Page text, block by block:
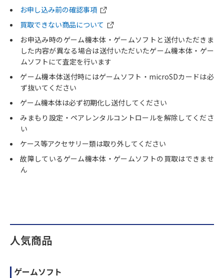
お申し込み前の確認事項
買取できない商品について
お申込み時のゲーム機本体・ゲームソフトと送付いただきま
した内容が異なる場合は送付いただいたゲーム機本体・ゲー
ムソフトにて査定を行います
ゲーム機本体送付時にはゲームソフト・microSDカードは必
ず抜いてください
ゲーム機本体は必ず初期化し送付してください
みまもり設定・ペアレンタルコントロールを解除してくださ
い
ケース等アクセサリー類は取り外してください
故障しているゲーム機本体・ゲームソフトの買取はできませ
ん
人気商品
ゲームソフト